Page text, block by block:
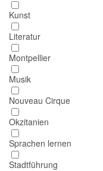
Kunst
Literatur
Montpellier
Musik
Nouveau Cirque
Okzitanien
Sprachen lernen
Stadtführung